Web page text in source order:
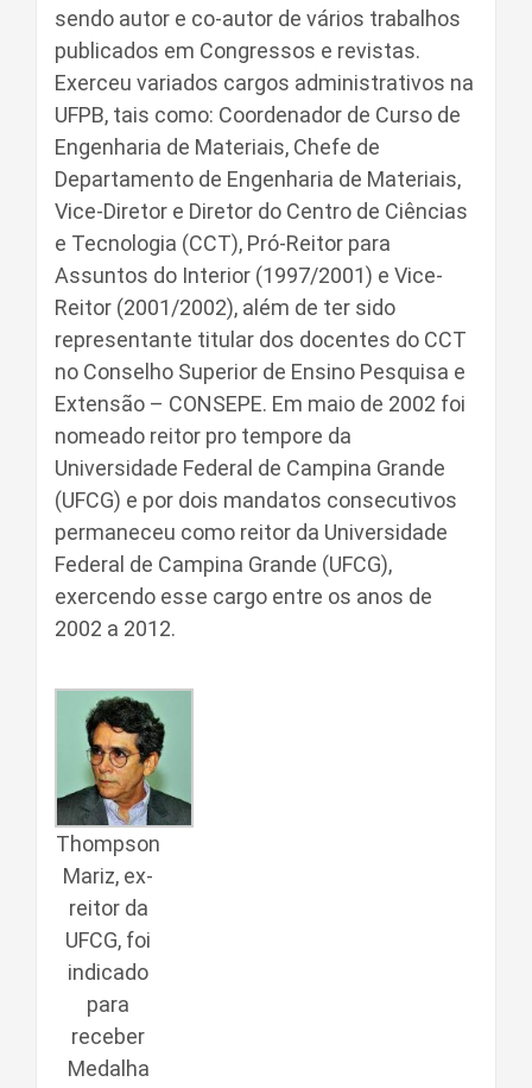
sendo autor e co-autor de vários trabalhos
publicados em Congressos e revistas.
Exerceu variados cargos administrativos na
UFPB, tais como: Coordenador de Curso de
Engenharia de Materiais, Chefe de
Departamento de Engenharia de Materiais,
Vice-Diretor e Diretor do Centro de Ciências
e Tecnologia (CCT), Pró-Reitor para
Assuntos do Interior (1997/2001) e Vice-
Reitor (2001/2002), além de ter sido
representante titular dos docentes do CCT
no Conselho Superior de Ensino Pesquisa e
Extensão – CONSEPE. Em maio de 2002 foi
nomeado reitor pro tempore da
Universidade Federal de Campina Grande
(UFCG) e por dois mandatos consecutivos
permaneceu como reitor da Universidade
Federal de Campina Grande (UFCG),
exercendo esse cargo entre os anos de
2002 a 2012.
Thompson
Mariz, ex-
reitor da
UFCG, foi
indicado
para
receber
Medalha